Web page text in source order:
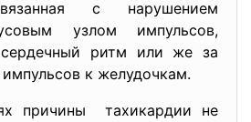
с нарушением
узлом импульсов,
ритм или же за
к желудочкам.
причины тахикардии не